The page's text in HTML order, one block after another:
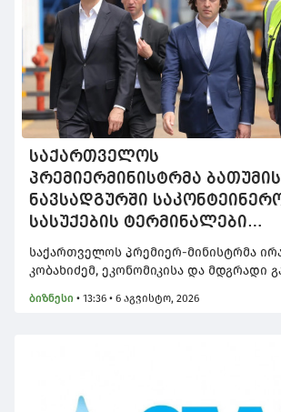
საქართველოს
პრემიერმინისტრმა
ნავსადგურში
სასუქების ტერმინალები
დაათვალიერა
საქართველოს პრემიერ-მინისტრმა
კობახიძემ, ეკონომიკისა და მდგრადი
ავტონომიური რესპუბლიკის მთავრობის
ბიზნესი • 13:36 • 6 აგვისტო, 2026